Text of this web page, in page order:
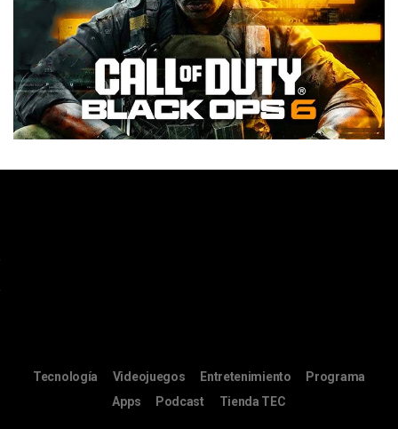
Tecnología Videojuegos Entretenimiento
Programa
Apps
Podcast Tienda TEC